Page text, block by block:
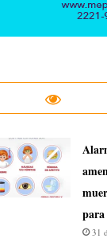
para
31